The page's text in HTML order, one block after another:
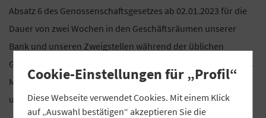
Absatz 6 des Genossenschaftsgesetzes ab 02.01.2023 für die
Dauer von zwei Wochen in den Geschäftsräumen unserer
Bank und unseren Zweigstellen während der üblichen
Geschäftszeit zur Einsicht durch die Mitglieder ausliegt. Jedes
Mitglied kann jederzeit eine Abschrift der Liste der Vertreter
und Ersatzvertreter verlangen.
Cookie-Einstellungen für „Profil“
Diese Webseite verwendet Cookies. Mit einem Klick
auf „Auswahl bestätigen“ akzeptieren Sie die